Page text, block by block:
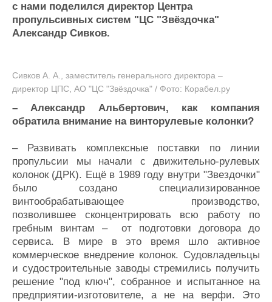
Журнал
Реклама
Выставки и семинары
Личности
Словарь
Галерея флота
Форум
Отзывы
Все службы
с нами поделился директор Центра
пропульсивных систем "ЦС "Звёздочка"
Александр Сивков.
Сивков А. А., заместитель генерального директора –
директор ЦПС, АО "ЦС "Звёздочка" / Фото: Корабел.ру
– Александр Альбертович, как компания
обратила внимание на винторулевые колонки?
– Развивать комплексные поставки по линии
пропульсии мы начали с движительно-рулевых
колонок (ДРК). Ещё в 1989 году внутри "Звездочки"
было создано специализированное
винтообрабатывающее производство,
позволившее сконцентрировать всю работу по
гребным винтам – от подготовки договора до
сервиса. В мире в это время шло активное
коммерческое внедрение колонок. Судовладельцы
и судостроительные заводы стремились получить
решение "под ключ", собранное и испытанное на
предприятии-изготовителе, а не на верфи. Это